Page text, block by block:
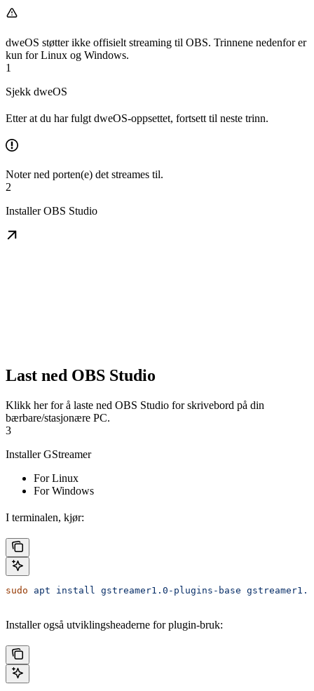
dweOS støtter ikke offisielt streaming til OBS. Trinnene nedenfor er
kun for Linux og Windows.
1
Sjekk dweOS
Etter at du har fulgt dweOS-oppsettet, fortsett til neste trinn.
Noter ned porten(e) det streames til.
2
Installer OBS Studio
Last ned OBS Studio
Klikk her for å laste ned OBS Studio for skrivebord på din
bærbare/stasjonære PC.
3
Installer GStreamer
For Linux
For Windows
I terminalen, kjør:
sudo apt install gstreamer1.0-plugins-base
Installer også utviklingsheaderne for plugin-bruk: